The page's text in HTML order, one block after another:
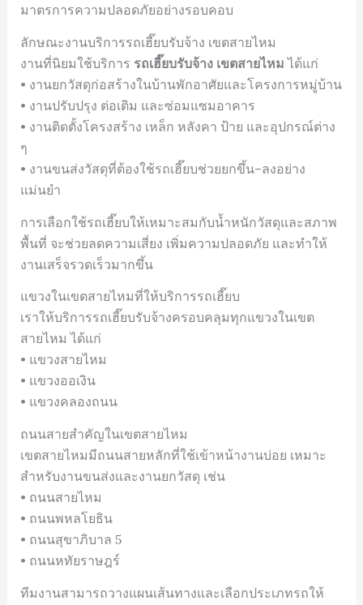
มาตรการความปลอดภัยอย่างรอบคอบ
ลักษณะงานบริการรถเฮี๊ยบรับจ้าง เขตสายไหม
งานที่นิยมใช้บริการ รถเฮี๊ยบรับจ้าง เขตสายไหม ได้แก่
• งานยกวัสดุก่อสร้างในบ้านพักอาศัยและโครงการหมู่บ้าน
• งานปรับปรุง ต่อเติม และซ่อมแซมอาคาร
• งานติดตั้งโครงสร้าง เหล็ก หลังคา ป้าย และอุปกรณ์ต่าง
ๆ
• งานขนส่งวัสดุที่ต้องใช้รถเฮี๊ยบช่วยยกขึ้น–ลงอย่าง
แม่นยำ
การเลือกใช้รถเฮี๊ยบให้เหมาะสมกับน้ำหนักวัสดุและสภาพ
พื้นที่ จะช่วยลดความเสี่ยง เพิ่มความปลอดภัย และทำให้
งานเสร็จรวดเร็วมากขึ้น
แขวงในเขตสายไหมที่ให้บริการรถเฮี๊ยบ
เราให้บริการรถเฮี๊ยบรับจ้างครอบคลุมทุกแขวงในเขต
สายไหม ได้แก่
• แขวงสายไหม
• แขวงออเงิน
• แขวงคลองถนน
ถนนสายสำคัญในเขตสายไหม
เขตสายไหมมีถนนสายหลักที่ใช้เข้าหน้างานบ่อย เหมาะ
สำหรับงานขนส่งและงานยกวัสดุ เช่น
• ถนนสายไหม
• ถนนพหลโยธิน
• ถนนสุขาภิบาล 5
• ถนนหทัยราษฎร์
ทีมงานสามารถวางแผนเส้นทางและเลือกประเภทรถให้